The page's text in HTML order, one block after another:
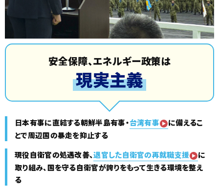
安全保障、エネルギー政策は
現実主義
日本有事に直結する朝鮮半島有事・台湾有事 に備えるこ
とで周辺国の暴走を抑止する
現役自衛官の処遇改善、退官した自衛官の再就職支援
に
取り組み、国を守る自衛官が誇りをもって生きる環境を整え
る